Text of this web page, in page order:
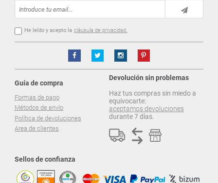
He leído y acepto la cláusula de privacidad.
Guía de compra
Formas de pago
Métodos de envío
Política de devoluciones
Area de clientes
Devolución sin problemas
Haz tus compras sin miedo a
equivocarte:
aceptamos devoluciones
durante 7 días.
Sellos de confianza